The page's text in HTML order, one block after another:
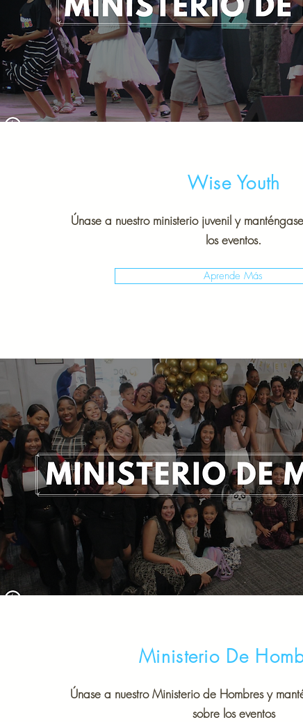
Wise Youth
Únase a nuestro ministerio juvenil y
los eventos.
Aprende Más
Ministerio De
Únase a nuestro Ministerio de Hombres y
sobre los eventos